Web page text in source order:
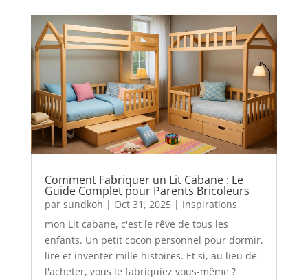
Comment Fabriquer un Lit Cabane : Le
Guide Complet pour Parents Bricoleurs
par sundkoh | Oct 31, 2025| Inspirations
mon Lit cabane, c'est le rêve de tous les
enfants. Un petit cocon personnel pour dormir,
lire et inventer mille histoires. Et si, au lieu de
l'acheter, vous le fabriquiez vous-même ?